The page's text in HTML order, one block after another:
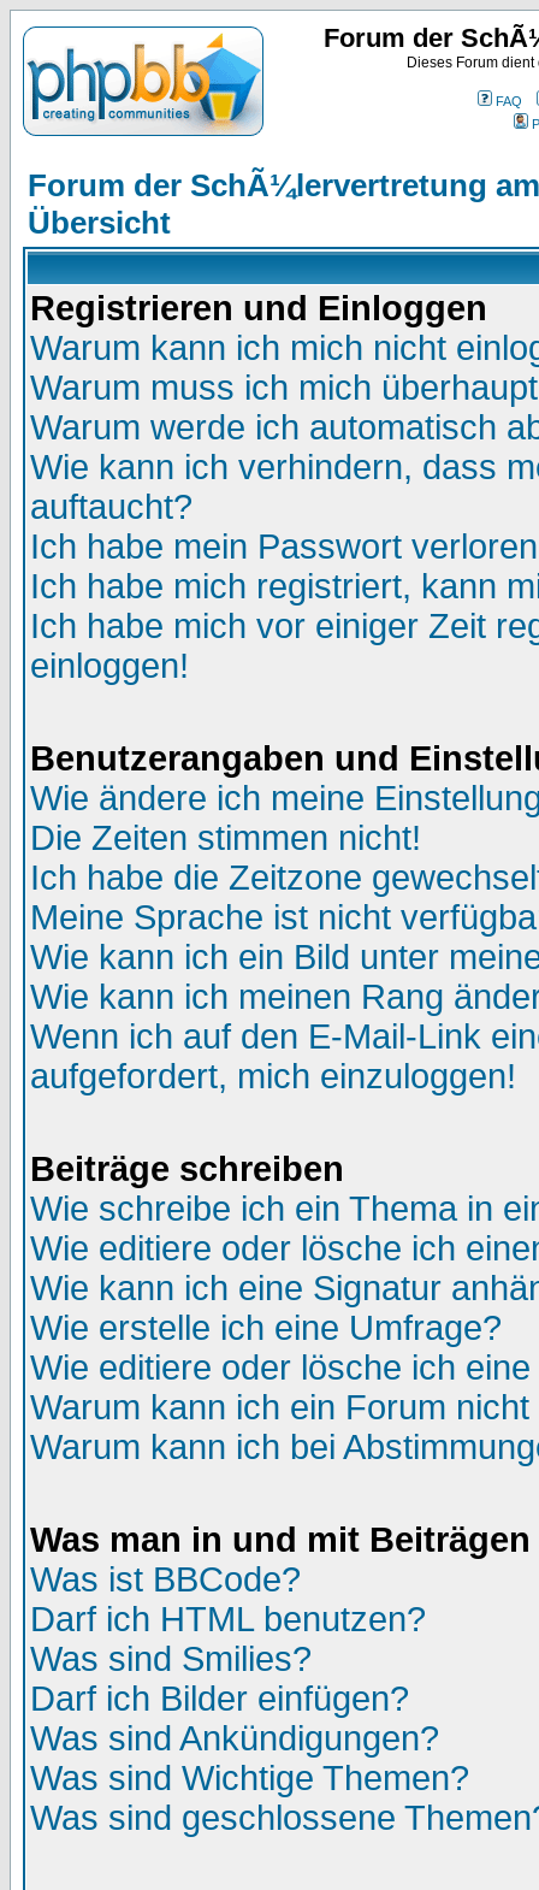
Forum der
Dieses Forum
FAQ
Forum der SchÃ¼lervertretung
Übersicht
Registrieren und Einloggen
Warum kann ich mich nicht
Warum muss ich mich
Warum werde ich automatisch
Wie kann ich verhindern, dass
auftaucht?
Ich habe mein Passwort
Ich habe mich registriert, kann
Ich habe mich vor einiger Zeit
einloggen!
Benutzerangaben und
Wie ändere ich meine
Die Zeiten stimmen nicht!
Ich habe die Zeitzone
Meine Sprache ist nicht
Wie kann ich ein Bild unter
Wie kann ich meinen Rang
Wenn ich auf den E-Mail-Link
aufgefordert, mich einzuloggen!
Beiträge schreiben
Wie schreibe ich ein Thema in
Wie editiere oder lösche ich
Wie kann ich eine Signatur
Wie erstelle ich eine Umfrage?
Wie editiere oder lösche ich
Warum kann ich ein Forum
Warum kann ich bei
Was man in und mit
Was ist BBCode?
Darf ich HTML benutzen?
Was sind Smilies?
Darf ich Bilder einfügen?
Was sind Ankündigungen?
Was sind Wichtige Themen?
Was sind geschlossene